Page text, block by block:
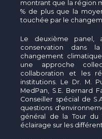
montrant que la région
% de plus que la
touchée par le
Le deuxième
conservation dans
changement
une approche
collaboration et les
institutions. Le Dr. M.
MedPan, S.E. Bernard
Conseiller spécial de
questions
général de la Tour
éclairage sur les